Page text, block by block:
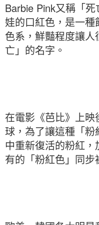
Barbie Pink又稱「
娃的口紅色，是一
色系，鮮豔程度讓
亡」的名字。
在電影《芭比》上
球，為了讓這種「
中重新復活的粉紅
有的「粉紅色」同步